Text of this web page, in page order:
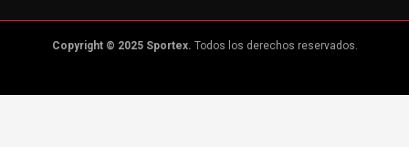
Copyright © 2025 Sportex. Todos los derechos reservados.